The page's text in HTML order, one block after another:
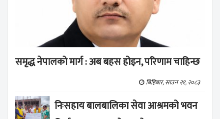
समृद्ध नेपालको मार्ग : अब बहस होइन, परिणाम चाहिन्छ
बिहिबार, साउन २१, २०८३
निःसहाय बालबालिका सेवा आश्रमको भवन